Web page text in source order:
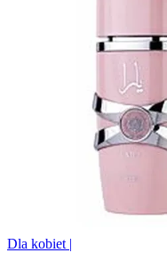
Dla kobiet |